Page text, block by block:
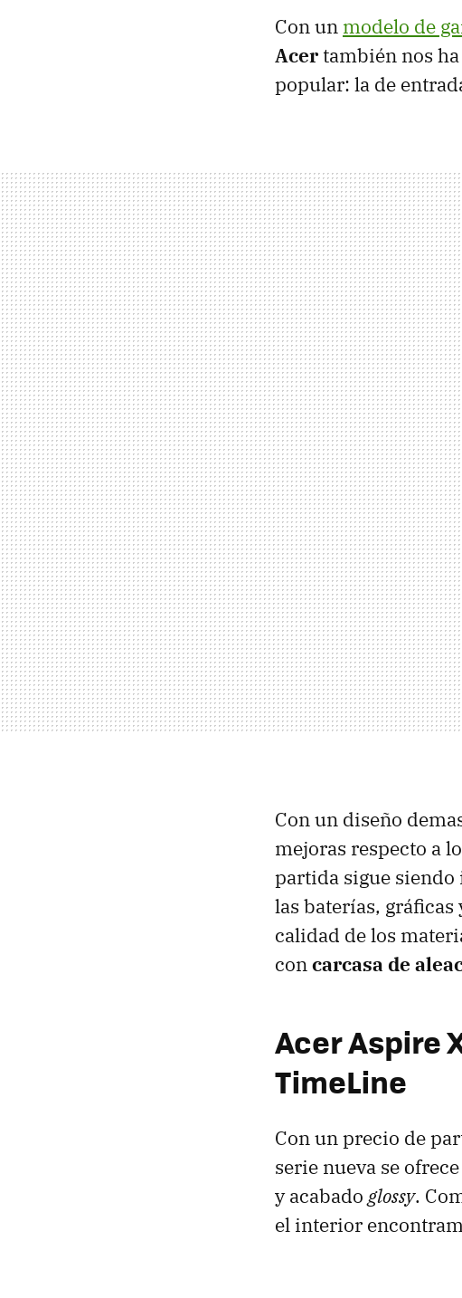
Con un modelo de
Acer también nos
popular: la de
Con un diseño
mejoras respecto a
partida sigue siendo
las baterías,
calidad de los
concarcasa de
Acer Aspire
TimeLine
Con un precio de
serie nueva se
y acabado glossy.
el interior